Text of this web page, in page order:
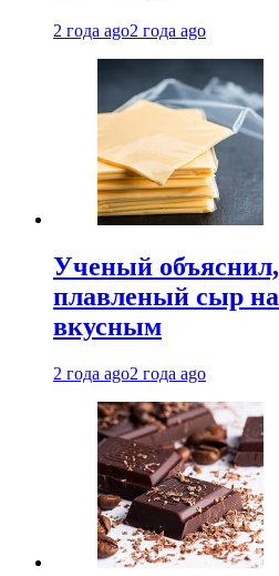
2 года ago2 года ago
Ученый
плавленый сыр
вкусным
2 года ago2 года ago